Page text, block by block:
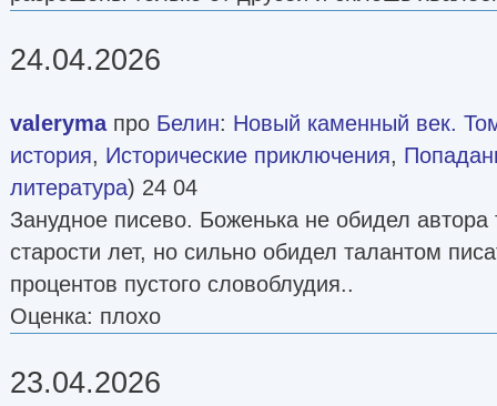
24.04.2026
valerymaпро Белин: Новый каменный век.
история, Исторические приключения,
литература) 24 04
Занудное писево. Боженька не обидел
старости лет, но сильно обидел талантом
процентов пустого словоблудия..
Оценка: плохо
23.04.2026